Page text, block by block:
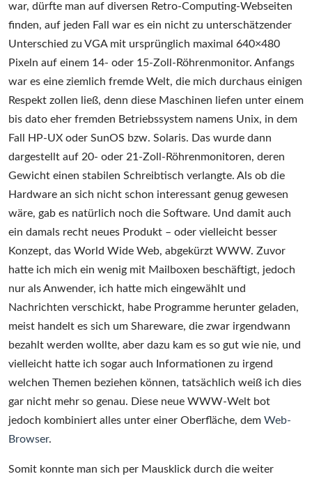
war, dürfte man auf diversen Retro-Computing-Webseiten
finden, auf jeden Fall war es ein nicht zu unterschätzender
Unterschied zu VGA mit ursprünglich maximal 640×480
Pixeln auf einem 14- oder 15-Zoll-Röhrenmonitor. Anfangs
war es eine ziemlich fremde Welt, die mich durchaus einigen
Respekt zollen ließ, denn diese Maschinen liefen unter einem
bis dato eher fremden Betriebssystem namens Unix, in dem
Fall HP-UX oder SunOS bzw. Solaris. Das wurde dann
dargestellt auf 20- oder 21-Zoll-Röhrenmonitoren, deren
Gewicht einen stabilen Schreibtisch verlangte. Als ob die
Hardware an sich nicht schon interessant genug gewesen
wäre, gab es natürlich noch die Software. Und damit auch
ein damals recht neues Produkt – oder vielleicht besser
Konzept, das World Wide Web, abgekürzt WWW. Zuvor
hatte ich mich ein wenig mit Mailboxen beschäftigt, jedoch
nur als Anwender, ich hatte mich eingewählt und
Nachrichten verschickt, habe Programme herunter geladen,
meist handelt es sich um Shareware, die zwar irgendwann
bezahlt werden wollte, aber dazu kam es so gut wie nie, und
vielleicht hatte ich sogar auch Informationen zu irgend
welchen Themen beziehen können, tatsächlich weiß ich dies
gar nicht mehr so genau. Diese neue WWW-Welt bot
jedoch kombiniert alles unter einer Oberfläche, dem Web-
Browser.
Somit konnte man sich per Mausklick durch die weiter